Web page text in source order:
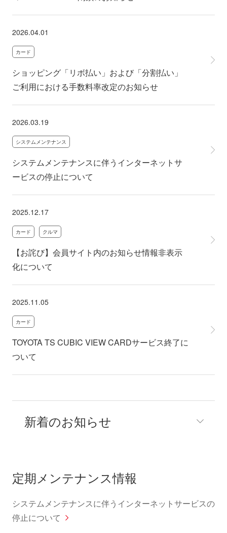
2026.04.01
カード
ショッピング「リボ払い」および「分割払い」
ご利用における手数料率改定のお知らせ
2026.03.19
システムメンテナンス
システムメンテナンスに伴うインターネットサ
ービスの停止について
2025.12.17
カード クルマ
【お詫び】会員サイト内のお知らせ情報非表示
化について
2025.11.05
カード
TOYOTA TS CUBIC VIEW CARDサービス終了に
ついて
新着のお知らせ
カード
令和8年熊本地震に対する義援金受付について
定期メンテナンス情報
システムメンテナンスに伴うインターネットサービスの
停止について